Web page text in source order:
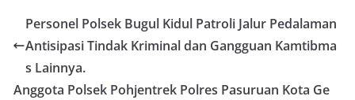
Personel Polsek Bugul Kidul Patroli Jalur Pedalaman
Antisipasi Tindak Kriminal dan Gangguan Kamtibma
s Lainnya.
Anggota Polsek Pohjentrek Polres Pasuruan Kota Ge